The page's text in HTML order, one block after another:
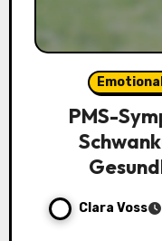
PMS-
Clara Voss